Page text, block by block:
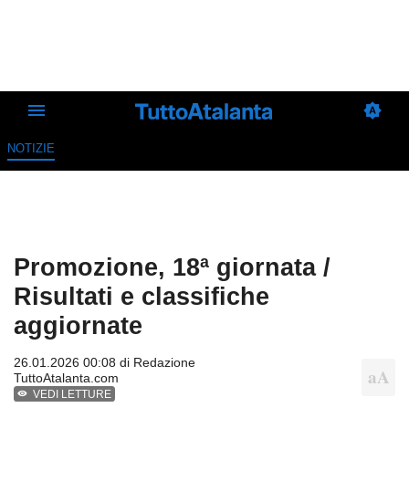
NOTIZIE
Promozione, 18ª giornata /
Risultati e classifiche
aggiornate
26.01.2026 00:08 di Redazione
TuttoAtalanta.com
VEDI LETTURE